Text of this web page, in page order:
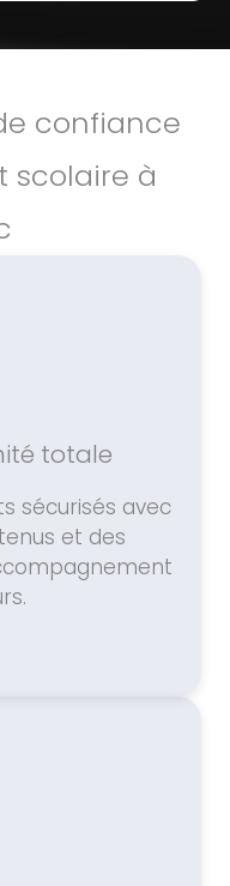
confiance
scolaire à
totale
sécurisés avec
et des